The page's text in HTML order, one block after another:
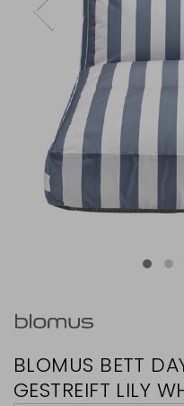
BLOMUS BETT
GESTREIFT LILY